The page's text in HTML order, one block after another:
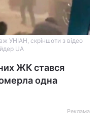
УНІАН, скріншоти з відео
UA
ЖК стався
одна
Реклама